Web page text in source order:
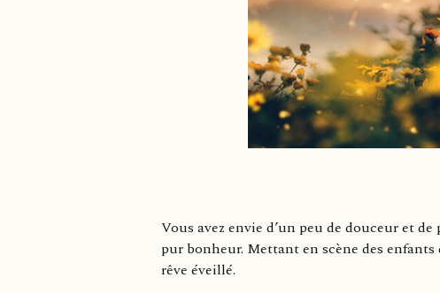
Vous avez envie d’un peu de douceur et
pur bonheur. Mettant en scène des
rêve éveillé.